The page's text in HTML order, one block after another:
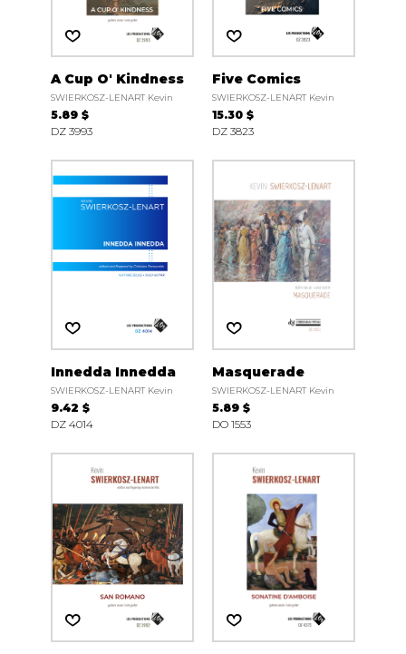
A Cup O' Kindness
SWIERKOSZ-LENART Kevin
5.89 $
DZ 3993
Five Comics
SWIERKOSZ-LENART Kevin
15.30 $
DZ 3823
Innedda Innedda
SWIERKOSZ-LENART Kevin
9.42 $
DZ 4014
Masquerade
SWIERKOSZ-LENART Kevin
5.89 $
DO 1553